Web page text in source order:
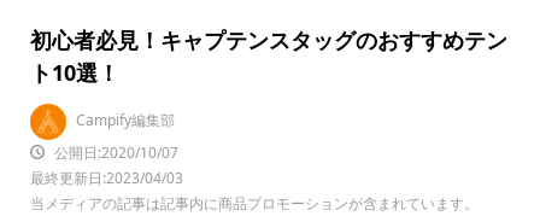
初心者必見！キャプテンスタッグのおすすめテン
ト10選！
Campify編集部
公開日:2020/10/07
最終更新日:2023/04/03
当メディアの記事は記事内に商品プロモーションが含まれています。